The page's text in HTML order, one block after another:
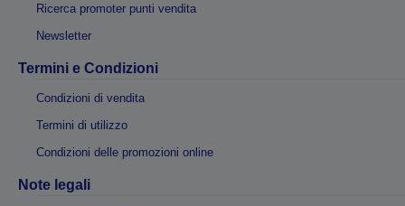
Ricerca promoter punti vendita
Newsletter
Termini e Condizioni
Condizioni di vendita
Termini di utilizzo
Condizioni delle promozioni online
Note legali